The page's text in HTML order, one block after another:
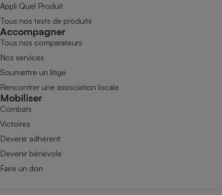
Appli Quel Produit
Tous nos tests de produits
Accompagner
Tous nos comparateurs
Nos services
Soumettre un litige
Rencontrer une association locale
Mobiliser
Combats
Victoires
Devenir adhérent
Devenir bénévole
Faire un don